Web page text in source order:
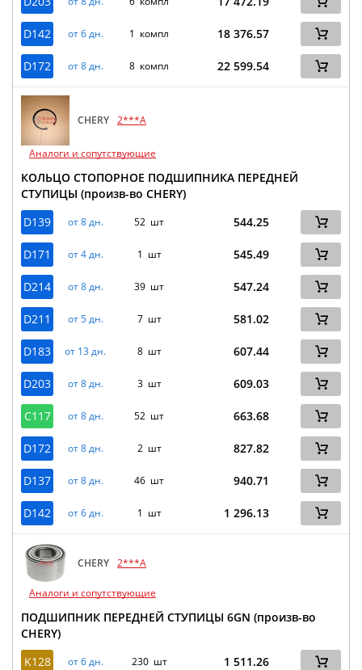
D142 от 6 дн. 1 компл 18 376.57
D172 от 8 дн. 8 компл 22 599.54
CHERY 2***A
Аналоги и сопутствующие
КОЛЬЦО СТОПОРНОЕ ПОДШИПНИКА ПЕРЕДНЕЙ
СТУПИЦЫ (произв-во CHERY)
D139
от 8 дн. 52 шт 544.25
D171 от 4 дн. 1 шт 545.49
D214 от 8 дн. 39 шт 547.24
D211 от 5 дн. 7 шт 581.02
D183 от 13 дн. 8 шт 607.44
D203 от 8 дн. 3 шт 609.03
C117 от 8 дн. 52 шт 663.68
D172 от 8 дн. 2 шт 827.82
D137 от 8 дн. 46 шт 940.71
D142 от 6 дн. 1 шт 1 296.13
CHERY 2***A
Аналоги и сопутствующие
ПОДШИПНИК ПЕРЕДНЕЙ СТУПИЦЫ 6GN (произв-во
CHERY)
K128
от 6 дн. 230 шт 1 511.26